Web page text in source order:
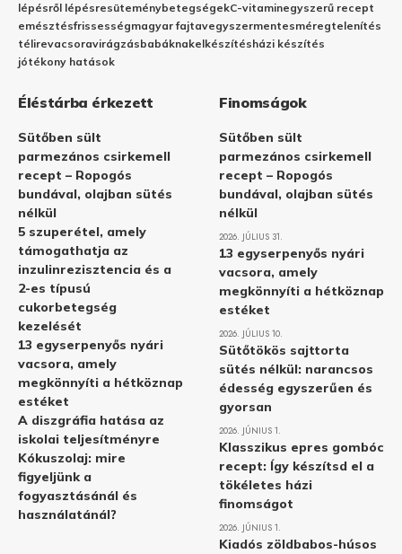
lépésről lépésresüteménybetegségekC-vitaminegyszerű recept
emésztésfrissességmagyar fajtavegyszermentesméregtelenítés
télirevacsoravirágzásbabáknakelkészítésházi készítés
jótékony hatások
Éléstárba érkezett
Sütőben sült
parmezános csirkemell
recept – Ropogós
bundával, olajban sütés
nélkül
5 szuperétel, amely
támogathatja az
inzulinrezisztencia és a
2-es típusú
cukorbetegség
kezelését
13 egyserpenyős nyári
vacsora, amely
megkönnyíti a hétköznap
estéket
A diszgráfia hatása az
iskolai teljesítményre
Kókuszolaj: mire
figyeljünk a
fogyasztásánál és
használatánál?
Finomságok
Sütőben sült
parmezános csirkemell
recept – Ropogós
bundával, olajban sütés
nélkül
2026. JÚLIUS 31.
13 egyserpenyős nyári
vacsora, amely
megkönnyíti a hétköznap
estéket
2026. JÚLIUS 10.
Sütőtökös sajttorta
sütés nélkül: narancsos
édesség egyszerűen és
gyorsan
2026. JÚNIUS 1.
Klasszikus epres gombóc
recept: Így készítsd el a
tökéletes házi
finomságot
2026. JÚNIUS 1.
Kiadós zöldbabos-húsos